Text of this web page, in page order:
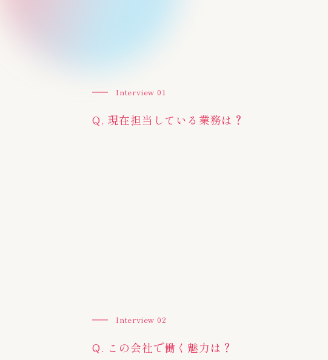
Interview 01
Q. 現在担当している業務は？
Interview 02
Q. この会社で働く魅力は？